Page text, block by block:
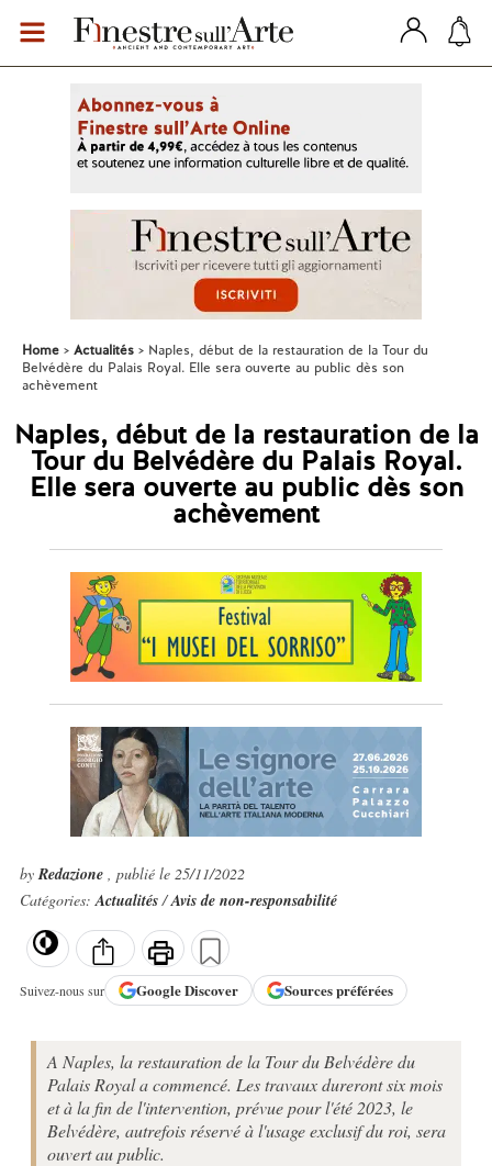
Home Actualités
Naples, début de la restauration de la Tour du
Belvédère du Palais Royal. Elle sera ouverte au public dès son
achèvement
Naples, début de la restauration de la
Tour du Belvédère du Palais Royal.
Elle sera ouverte au public dès son
achèvement
byRedazione , publié le 25/11/2022
Catégories:Actualités/Avis de non-responsabilité
Suivez-nous sur GoogleDiscover Sources préférées
A Naples, la restauration de la Tour du Belvédère du
Palais Royal a commencé. Les travaux dureront six mois
et à la fin de l'intervention, prévue pour l'été 2023, le
Belvédère, autrefois réservé à l'usage exclusif du roi, sera
ouvert au public.